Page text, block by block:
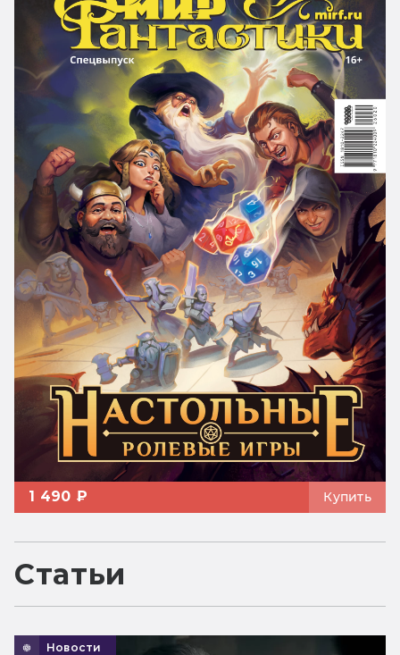
1 490 ₽ Купить
Статьи
Новости